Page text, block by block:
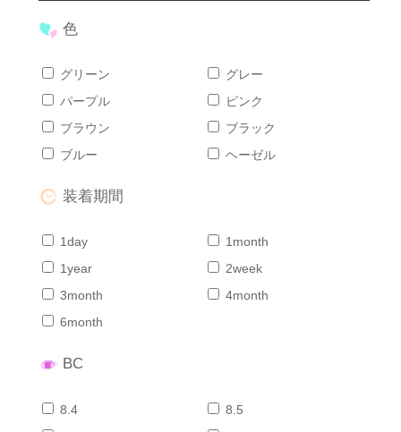
色
グリーン
グレー
パープル
ピンク
ブラウン
ブラック
ブルー
ヘーゼル
装着期間
1day
1month
1year
2week
3month
4month
6month
BC
8.4
8.5